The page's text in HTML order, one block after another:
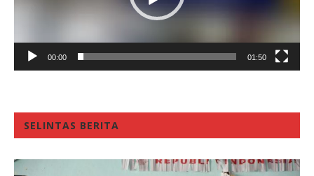
00:00 01:50
SELINTAS BERITA